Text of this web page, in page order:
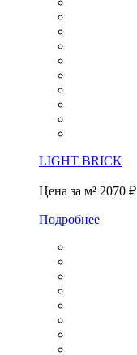
LIGHT BRICK
Цена за м² 2070 ₽
Подробнее